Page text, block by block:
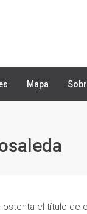
Mapa
ostenta el título de